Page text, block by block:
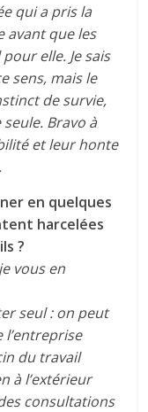
qui a pris la
avant que les
elle. Je sais
sens, mais le
de survie,
seule. Bravo à
et leur honte
en quelques
harcelées
?
vous en
seul : on peut
du travail
à l’extérieur
consultations